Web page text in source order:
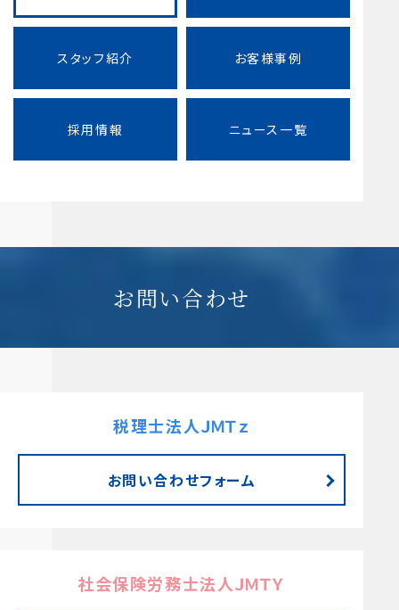
スタッフ紹介 お客様事例
採用情報 ニュース一覧
お問い合わせ
税理士法人ＪＭＴｚ
お問い合わせフォーム
社会保険労務士法人ＪＭＴＹ